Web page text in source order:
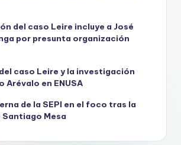
del caso Leire incluye a José
por presunta organización
caso Leire y la investigación
Arévalo en ENUSA
de la SEPI en el foco tras la
Mesa